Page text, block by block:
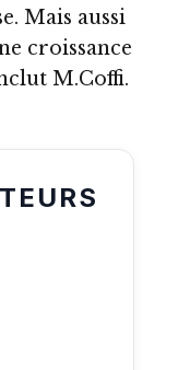
Mais aussi
croissance
M.Coffi.